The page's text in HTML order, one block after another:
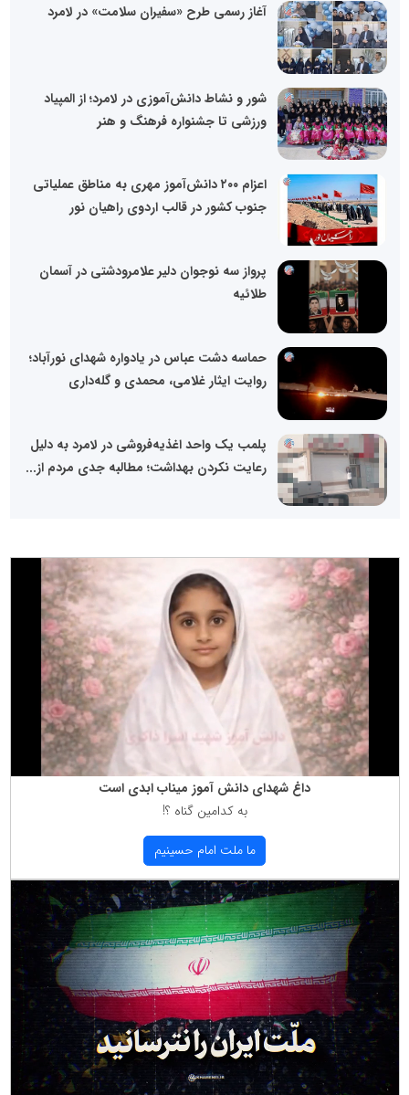
آغاز رسمی طرح «سفیران سلامت» در لامرد
شور و نشاط دانش‌آموزی در لامرد؛ از المپیاد
ورزشی تا جشنواره فرهنگ و هنر
اعزام ۲۰۰ دانش‌آموز مهری به مناطق عملیاتی
جنوب کشور در قالب اردوی راهیان نور
پرواز سه نوجوان دلیر علامرودشتی در آسمان
طلائیه
حماسه دشت عباس در یادواره شهدای نورآباد؛
روایت ایثار غلامی، محمدی و گله‌داری
پلمب یک واحد اغذیه‌فروشی در لامرد به دلیل
رعایت نکردن بهداشت؛ مطالبه جدی مردم از...
داغ شهدای دانش آموز میناب ابدی است
به كدامین گناه ؟!
ما ملت امام حسینیم